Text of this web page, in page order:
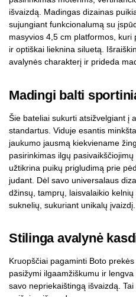
išvaizdą. Madingas dizainas
sujungiant funkcionalumą su
masyvios 4,5 cm platformos,
ir optiškai lieknina siluetą.
avalynės charakterį ir prideda
Madingi balti
Šie bateliai sukurti atsižvelgiant į
standartus. Viduje esantis
jaukumo jausmą kiekviename
pasirinkimas ilgų
užtikrina puikų prigludimą prie
judant. Dėl savo universalaus
džinsų, tamprų, laisvalaikio
suknelių, sukuriant unikalų įvaizdį.
Stilinga avalynė
Kruopščiai pagaminti Boto
pasižymi ilgaamžiškumu ir
savo nepriekaištingą išvaizdą.